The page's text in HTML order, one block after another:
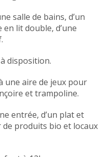
salle de bains, d’un
lit double, d’une
disposition.
une aire de jeux pour
et trampoline.
entrée, d’un plat et
de produits bio et locaux